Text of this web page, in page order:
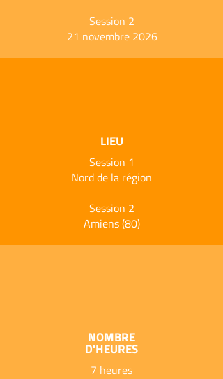
Session 2
21 novembre 2026
LIEU
Session 1
Nord de la région
Session 2
Amiens (80)
NOMBRE
D'HEURES
7 heures